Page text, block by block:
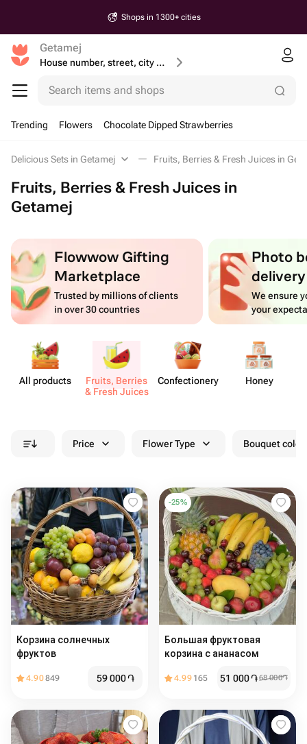
Shops in 1300+ cities
Getamej
House number, street, city or postcode
Search items and shops
Trending Flowers Chocolate Dipped Strawberries
Delicious Sets in Getamej Fruits, Berries & Fresh Juices in
Fruits, Berries & Fresh Juices in
Getamej
Flowwow Gifting
Marketplace
Trusted by millions of clients
in over 30 countries
Photo
delivery
We ensure
your
All products
Fruits, Berries
& Fresh Juices
Confect​ionery Honey
Price Flower Type Bouquet
Корзина солнечных
фруктов
4.90849 59 000֏
-25%
Большая фруктовая
корзина с ананасом
4.99 165 51 000֏68 000֏